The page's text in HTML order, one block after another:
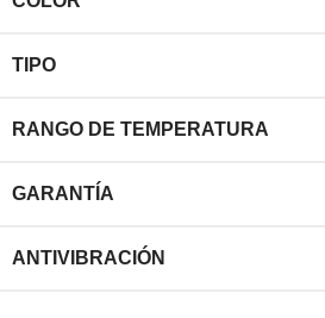
TIPO
RANGO DE TEMPERATURA
GARANTÍA
ANTIVIBRACIÓN